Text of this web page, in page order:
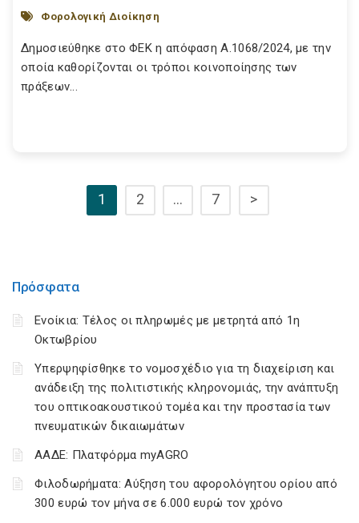
Πρόσφατα
Ενοίκια: Τέλος οι πληρωμές με μετρητά από 1η
Οκτωβρίου
Υπερψηφίσθηκε το νομοσχέδιο για τη διαχείριση και
ανάδειξη της πολιτιστικής κληρονομιάς, την ανάπτυξη
του οπτικοακουστικού τομέα και την προστασία των
πνευματικών δικαιωμάτων
ΑΑΔΕ: Πλατφόρμα myAGRO
Φιλοδωρήματα: Αύξηση του αφορολόγητου ορίου από
300 ευρώ τον μήνα σε 6.000 ευρώ τον χρόνο
Φορολογική Διοίκηση
Δημοσιεύθηκε στο ΦΕΚ η απόφαση Α.1068/2024, με την
οποία καθορίζονται οι τρόποι κοινοποίησης των
πράξεων...
1 2 … 7 >